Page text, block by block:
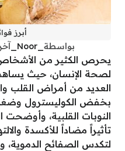
أبرز
بواسطة
يحرص الكثير من
لصحة الإنسان، حيث
العديد من أمراض القلب
بخفض الكوليسترول
النوبات القلبية، وأوضحت
تأثيراً مضاداً للأكسدة
لتكدس الصفائح الدموية،